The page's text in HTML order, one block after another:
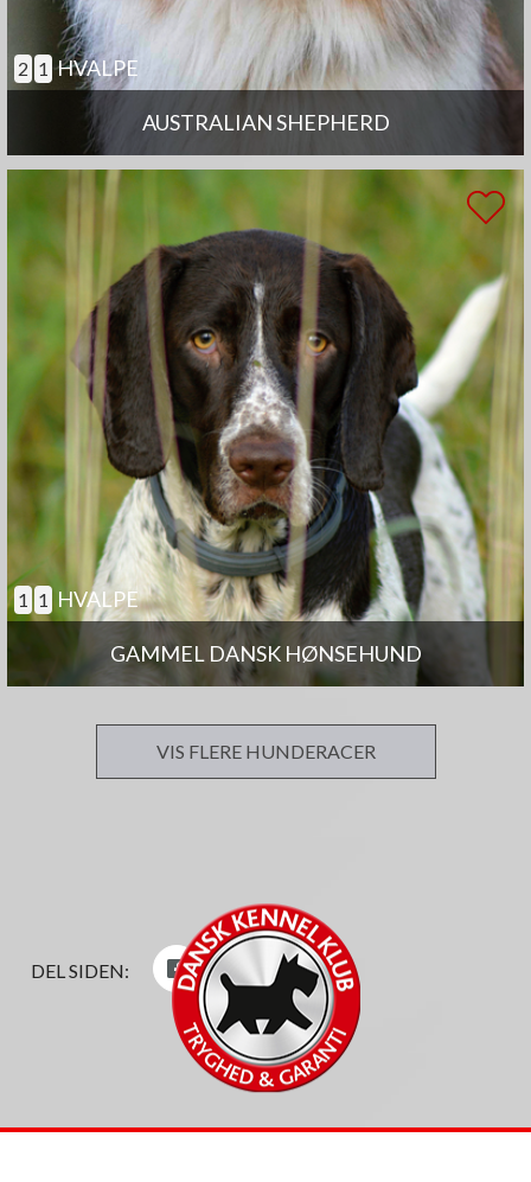
AUSTRALIAN SHEPHERD
2 1 HVALPE
GAMMEL DANSK HØNSEHUND
1 1 HVALPE
VIS FLERE HUNDERACER
DEL SIDEN: